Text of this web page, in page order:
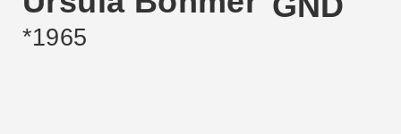
*1965